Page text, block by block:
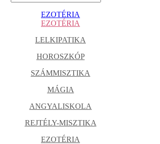
EZOTÉRIA
EZOTÉRIA
LELKIPATIKA
HOROSZKÓP
SZÁMMISZTIKA
MÁGIA
ANGYALISKOLA
REJTÉLY-MISZTIKA
EZOTÉRIA